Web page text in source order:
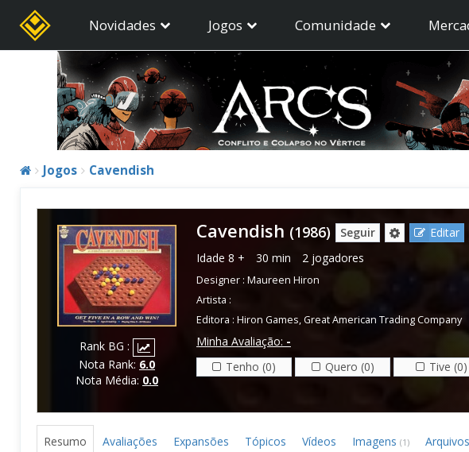
Novidades Jogos Comunidade
Jogos Cavendish
Rank BG :
Nota Rank: 6.0
Nota Média: 0.0
Cavendish (1986) Seguir Editar
Idade 8 + 30 min 2 jogadores
Designer : Maureen Hiron
Artista :
Editora : Hiron Games,Great American Trading Company
Minha Avaliação: -
Tenho (0)
Quero (0) Tive (0)
Resumo Avaliações Expansões Tópicos Vídeos Imagens (1) Arquivos